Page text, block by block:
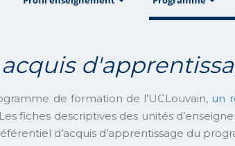
acquis
de formation de l’UCLouvain, un
fiches descriptives des unités
d’acquis d’apprentissage du